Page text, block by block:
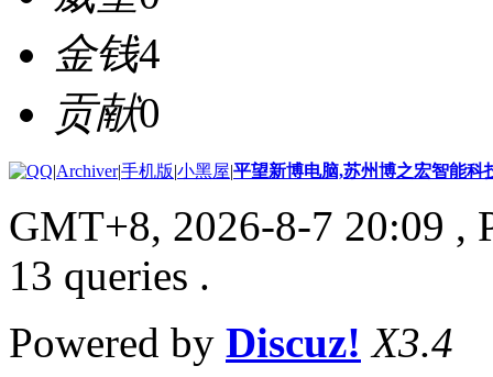
金钱4
贡献0
|Archiver|手机版|小黑屋|平望新博电脑,苏州博之宏智能科
GMT+8, 2026-8-7 20:09 ,
13 queries .
Powered by Discuz! X3.4